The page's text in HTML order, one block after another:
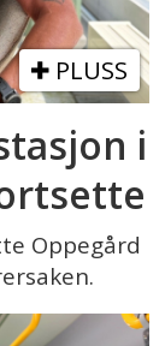
PLUSS
i
Oppegård